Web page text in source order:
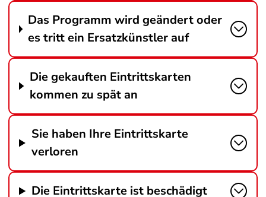
Das Programm wird geändert oder
es tritt ein Ersatzkünstler auf
Die gekauften Eintrittskarten
kommen zu spät an
Sie haben Ihre Eintrittskarte
verloren
Die Eintrittskarte ist beschädigt